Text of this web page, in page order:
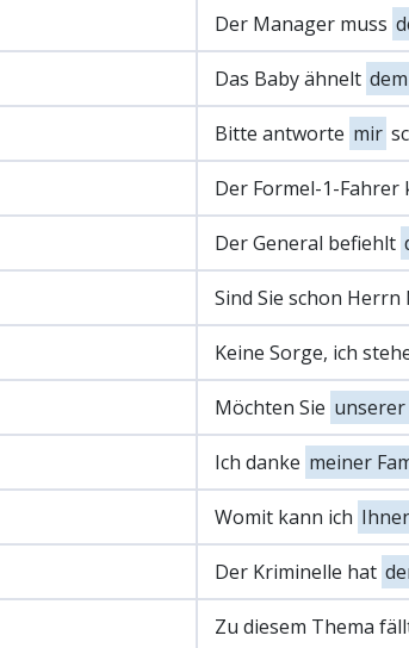
Der Manager muss
Das Baby ähnelt
Bitte antworte mir
Der Formel-1-Fahrer
Der General befiehlt
Sind Sie schon Herrn
Keine Sorge, ich
Möchten Sie
Ich danke meiner
Womit kann ich
Der Kriminelle hat
Zu diesem Thema